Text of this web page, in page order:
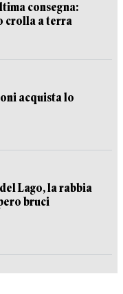
consegna:
crolla a terra
acquista lo
Lago, la rabbia
bruci